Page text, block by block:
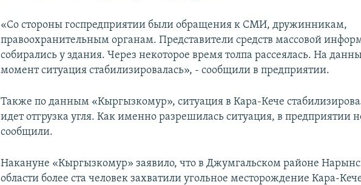
«Со стороны госпредприятии были обращения к СМИ, дружинникам,
правоохранительным органам. Представители средств массовой
собирались у здания. Через некоторое время толпа рассеялась. На
момент ситуация стабилизировалась», - сообщили в предприятии.
Также по данным «Кыргызкомур», ситуация в Кара-Кече
идет отгрузка угля. Как именно разрешилась ситуация, в предприятии
сообщили.
Накануне «Кыргызкомур» заявило, что в Джумгальском районе
области более ста человек захватили угольное месторождение Кара-